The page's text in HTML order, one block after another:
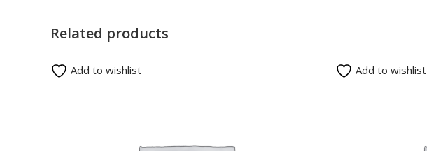
Related products
Add to wishlist Add to wishlist